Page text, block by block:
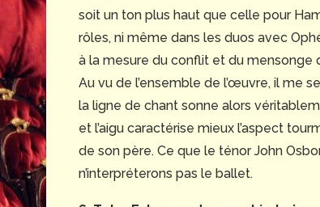
soit un ton plus haut que celle pour
rôles, ni même dans les duos avec
à la mesure du conflit et du mensonge
Au vu de l’ensemble de l’œuvre, il me
la ligne de chant sonne alors
et l’aigu caractérise mieux l’aspect
de son père. Ce que le ténor John
n’interpréterons pas le ballet.